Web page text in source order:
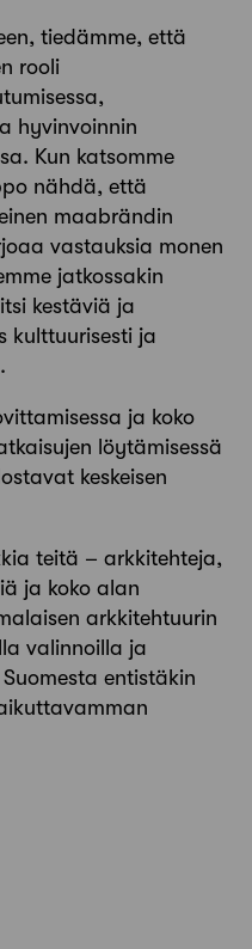
tiedämme, että
rooli
hyvinvoinnin
Kun katsomme
nähdä, että
maabrändin
vastauksia monen
jatkossakin
kestäviä ja
kulttuurisesti ja
ja koko
löytämisessä
keskeisen
teitä – arkkitehteja,
ja koko alan
arkkitehtuurin
valinnoilla ja
entistäkin